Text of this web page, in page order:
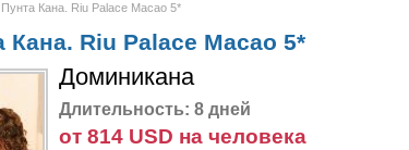
Кана. Riu Palace Macao 5*
Riu Palace Macao 5*
Доминикана
Длительность: 8 дней
от 814 USD на человека